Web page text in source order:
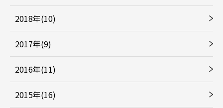
2018年(10)
2017年(9)
2016年(11)
2015年(16)